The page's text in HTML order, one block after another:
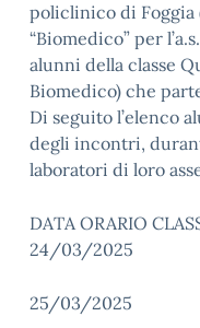
policlinico di Foggia
“Biomedico” per
alunni della classe
Biomedico) che
Di seguito l’elenco
degli incontri,
laboratori di loro
DATA ORARIO
24/03/2025
25/03/2025